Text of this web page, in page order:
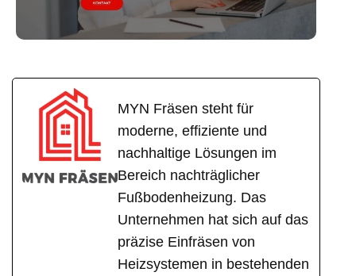
MYN Fräsen steht für
moderne, effiziente und
nachhaltige Lösungen im
Bereich nachträglicher
Fußbodenheizung. Das
Unternehmen hat sich auf das
präzise Einfräsen von
Heizsystemen in bestehenden